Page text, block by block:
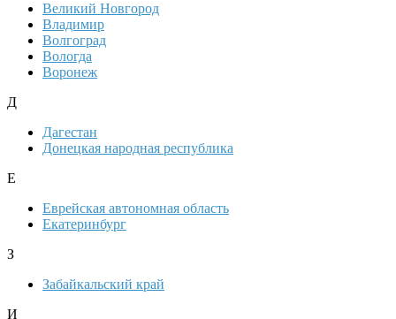
Великий Новгород
Владимир
Волгоград
Вологда
Воронеж
Д
Дагестан
Донецкая народная республика
Е
Еврейская автономная область
Екатеринбург
З
Забайкальский край
И